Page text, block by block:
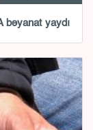
bəyanat yaydı